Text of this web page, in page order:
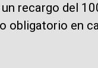
recargo del
obligatorio en